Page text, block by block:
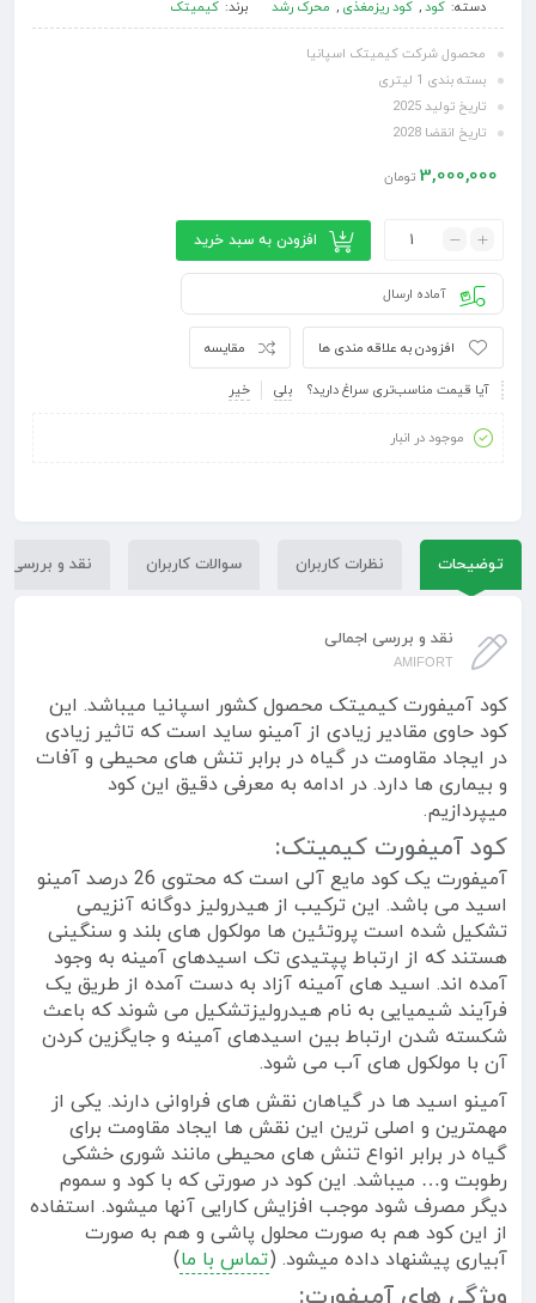
دسته: کود, کود ریزمغذی , محرک رشد برند: کیمیتک
محصول شرکت کیمیتک اسپانیا
بسته بندی 1 لیتری
تاریخ تولید 2025
تاریخ انقضا 2028
3,000,000 تومان
افزودن به سبد خرید
آماده ارسال
مقایسه افزودن به علاقه مندی ها
آیا قیمت مناسب‌تری سراغ دارید؟ بلی خیر
موجود در انبار
توضیحات نظرات کاربران سوالات کاربران نقد و بررسی
نقد و بررسی اجمالی
AMIFORT
کود آمیفورت کیمیتک محصول کشور اسپانیا میباشد. این
کود حاوی مقادیر زیادی از آمینو ساید است که تاثیر زیادی
در ایجاد مقاومت در گیاه در برابر تنش های محیطی و آفات
و بیماری ها دارد. در ادامه به معرفی دقیق این کود
میپردازیم.
کود آمیفورت کیمیتک:
آمیفورت یک کود مایع آلی است که محتوی 26 درصد آمینو
اسید می باشد. این ترکیب از هیدرولیز دوگانه آنزیمی
تشکیل شده است پروتئین ها مولکول های بلند و سنگینی
هستند که از ارتباط پپتیدی تک اسیدهای آمینه به وجود
آمده اند. اسید های آمینه آزاد به دست آمده از طریق یک
فرآیند شیمیایی به نام هیدرولیزتشکیل می شوند که باعث
شکسته شدن ارتباط بین اسیدهای آمینه و جایگزین کردن
آن با مولکول های آب می شود.
آمینو اسید ها در گیاهان نقش های فراوانی دارند. یکی از
مهمترین و اصلی ترین این نقش ها ایجاد مقاومت برای
گیاه در برابر انواع تنش های محیطی مانند شوری خشکی
رطوبت و… میباشد. این کود در صورتی که با کود و سموم
دیگر مصرف شود موجب افزایش کارایی آنها میشود. استفاده
از این کود هم به صورت محلول پاشی و هم به صورت
آبیاری پیشنهاد داده میشود. (تماس با ما)